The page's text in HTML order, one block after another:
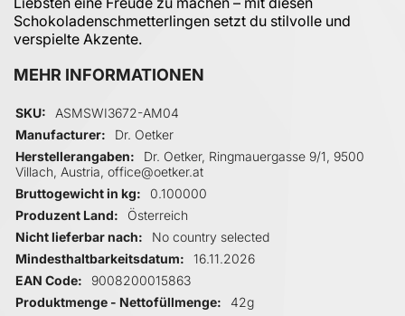
Schokoladenschmetterlingen setzt du stilvolle und
verspielte Akzente.
MEHR INFORMATIONEN
Mehr Informationen
SKU
ASMSWI3672-AM04
Manufacturer
Dr. Oetker
Herstellerangaben
Dr. Oetker, Ringmauergasse 9/1, 9500
Villach, Austria, office@oetker.at
Bruttogewicht in kg
0.100000
Produzent Land
Österreich
Nicht lieferbar nach
No country selected
Mindesthaltbarkeitsdatum
16.11.2026
EAN Code
9008200015863
Produktmenge - Nettofüllmenge
42g